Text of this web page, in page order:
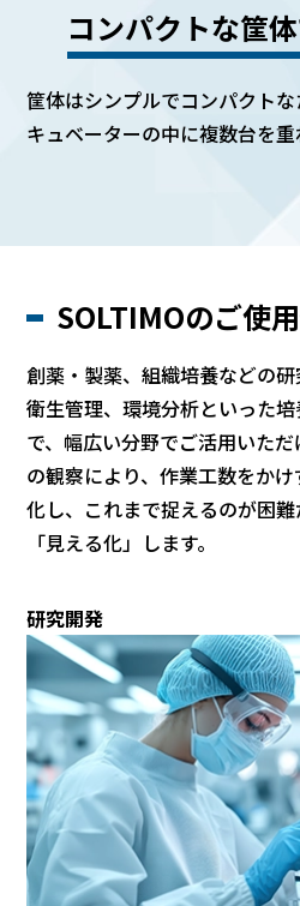
コンパクトな筐
筐体はシンプルでコンパクト
キュベーターの中に複数台を重
SOLTIMOのご使
創薬・製薬、組織培養などの
衛生管理、環境分析といった
で、幅広い分野でご活用いた
の観察により、作業工数をか
化し、これまで捉えるのが困
「見える化」します。
研究開発